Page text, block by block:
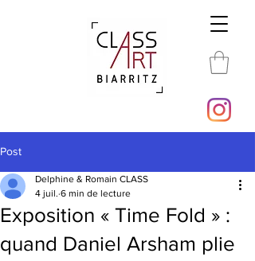
Post
Exposition « Time Fold » :
quand Daniel Arsham plie
Delphine & Romain CLASS
4 juil. 6 min de lecture